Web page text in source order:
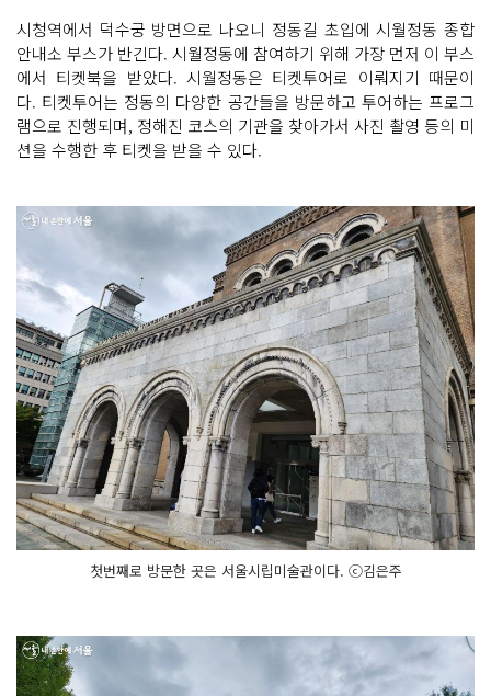
시청역에서 덕수궁 방면으로 나오니 정동길 초입에 시월정동 종합
안내소 부스가 반긴다. 시월정동에 참여하기 위해 가장 먼저 이 부스
에서 티켓북을 받았다. 시월정동은 티켓투어로 이뤄지기 때문이
다. 티켓투어는 정동의 다양한 공간들을 방문하고 투어하는 프로그
램으로 진행되며, 정해진 코스의 기관을 찾아가서 사진 촬영 등의 미
션을 수행한 후 티켓을 받을 수 있다.
첫번째로 방문한 곳은 서울시립미술관이다. ⓒ김은주